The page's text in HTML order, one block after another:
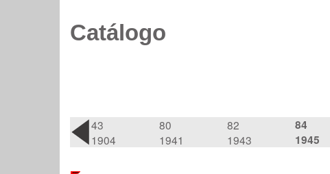
Catálogo
43
1904
80
1941
82
1943
84
1945